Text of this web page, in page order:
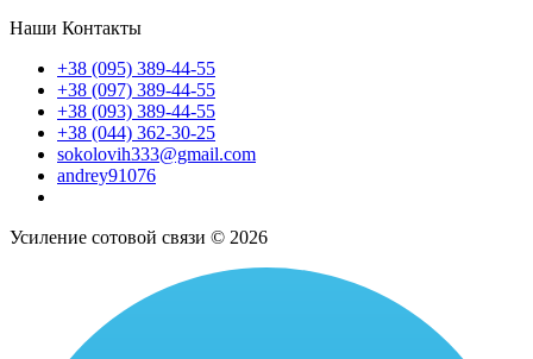
Наши Контакты
+38 (095) 389-44-55
+38 (097) 389-44-55
+38 (093) 389-44-55
+38 (044) 362-30-25
sokolovih333@gmail.com
andrey91076
Усиление сотовой связи © 2026